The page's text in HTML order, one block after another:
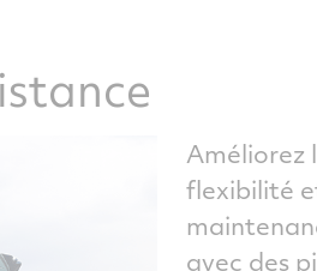
Améliorez
flexibilité
avec des